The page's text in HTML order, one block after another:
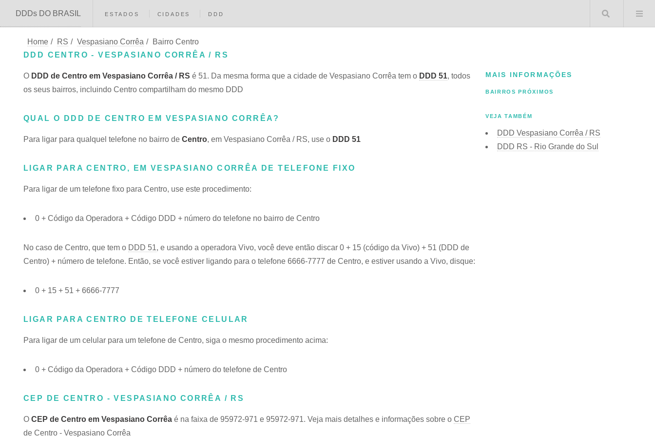
DDDs DO BRASIL ESTADOS CIDADES DDD Buscar
Home / RS / Vespasiano Corrêa /
Bairro Centro
DDD CENTRO - VESPASIANO CORRÊA / RS
O DDD de Centro em Vespasiano Corrêa / RS é 51. Da mesma forma que a cidade de Vespasiano Corrêa tem o DDD 51, todos
os seus bairros, incluindo Centro compartilham do mesmo DDD
QUAL O DDD DE CENTRO EM VESPASIANO CORRÊA?
Para ligar para qualquel telefone no bairro de Centro, em Vespasiano Corrêa / RS, use o DDD 51
LIGAR PARA CENTRO, EM VESPASIANO CORRÊA DE TELEFONE FIXO
Para ligar de um telefone fixo para Centro, use este procedimento:
0 + Código da Operadora + Código DDD + número do telefone no bairro de Centro
No caso de Centro, que tem o DDD 51, e usando a operadora Vivo, você deve então discar 0 + 15 (código da Vivo) + 51 (DDD de
Centro) + número de telefone. Então, se você estiver ligando para o telefone 6666-7777 de Centro, e estiver usando a Vivo, disque:
0 + 15 + 51 + 6666-7777
LIGAR PARA CENTRO DE TELEFONE CELULAR
Para ligar de um celular para um telefone de Centro, siga o mesmo procedimento acima:
0 + Código da Operadora + Código DDD + número do telefone de Centro
CEP DE CENTRO - VESPASIANO CORRÊA / RS
O CEP de Centro em Vespasiano Corrêa é na faixa de 95972-971 e 95972-971. Veja mais detalhes e informações sobre o CEP
de Centro - Vespasiano Corrêa
MAIS INFORMAÇÕES
BAIRROS PRÓXIMOS
VEJA TAMBÉM
DDD Vespasiano Corrêa / RS
DDD RS - Rio Grande do Sul